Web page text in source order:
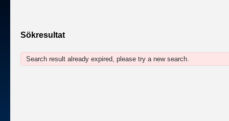
Sökresultat
Search result already expired, please try a new search.